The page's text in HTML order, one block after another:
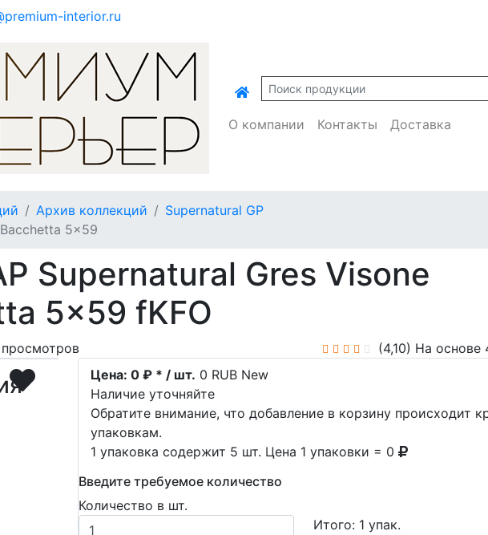
interior.ru
О компании Контакты Доставка
Архив коллекций
Supernatural GP
5x59
Supernatural Gres Visone
5x59 fKFO
(4,10) На основе
Цена: 0 ₽ * / шт. 0 RUB New
Наличие уточняйте
Обратите внимание, что добавление в корзину происходит
упаковкам.
1 упаковка содержит 5 шт. Цена 1 упаковки = 0
Введите требуемое количество
Количество в шт.
Итого: 1 упак.